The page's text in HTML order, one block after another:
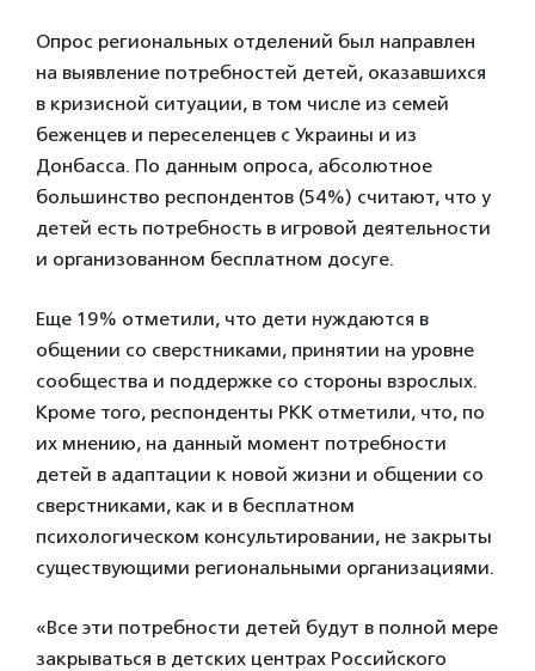
Опрос региональных отделений был направлен
на выявление потребностей детей, оказавшихся
в кризисной ситуации, в том числе из семей
беженцев и переселенцев с Украины и из
Донбасса. По данным опроса, абсолютное
большинство респондентов (54%) считают, что у
детей есть потребность в игровой деятельности
и организованном бесплатном досуге.
Еще 19% отметили, что дети нуждаются в
общении со сверстниками, принятии на уровне
сообщества и поддержке со стороны взрослых.
Кроме того, респонденты РКК отметили, что, по
их мнению, на данный момент потребности
детей в адаптации к новой жизни и общении со
сверстниками, как и в бесплатном
психологическом консультировании, не закрыты
существующими региональными организациями.
«Все эти потребности детей будут в полной мере
закрываться в детских центрах Российского